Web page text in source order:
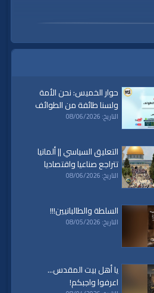
حوار الخميس: نحن الأمة
ولسنا طائفة من الطوائف
التاريخ: 08/06/2026
التعليق السياسي || ألمانيا
تتراجع صناعيا واقتصاديا
التاريخ: 08/06/2026
السلطة والطالبانيين!!!
التاريخ: 08/05/2026
يا أهل بيت المقدس...
اعرفوا واجبكم!